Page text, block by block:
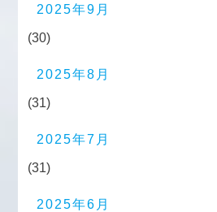
2025年9月
(30)
2025年8月
(31)
2025年7月
(31)
2025年6月